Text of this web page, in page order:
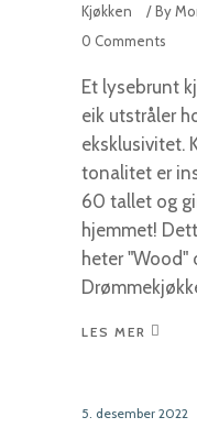
Kjøkken By
0 Comments
Et lysebrunt
eik utstråler
eksklusivitet.
tonalitet er
60 tallet og
hjemmet!
heter "Wood"
LES MER
5. desember 2022